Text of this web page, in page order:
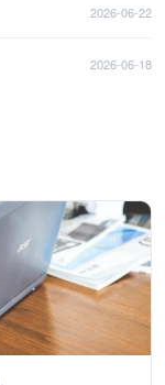
2026-06-22
2026-06-18